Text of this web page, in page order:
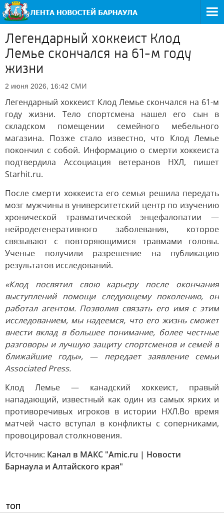
Легендарный хоккеист Клод
Лемье скончался на 61-м году
жизни
2 июня 2026, 16:42 СМИ
Легендарный хоккеист Клод Лемье скончался на 61-м
году жизни. Тело спортсмена нашел его сын в
складском помещении семейного мебельного
магазина. Позже стало известно, что Клод Лемье
покончил с собой. Информацию о смерти хоккеиста
подтвердила Ассоциация ветеранов НХЛ, пишет
Starhit.ru.
После смерти хоккеиста его семья решила передать
мозг мужчины в университетский центр по изучению
хронической травматической энцефалопатии —
нейродегенеративного заболевания, которое
связывают с повторяющимися травмами головы.
Ученые получили разрешение на публикацию
результатов исследований.
«Клод посвятил свою карьеру после окончания
выступлений помощи следующему поколению, он
работал агентом. Позволив связать его имя с этим
исследованием, мы надеемся, что его жизнь сможет
внести вклад в большее понимание, более честные
разговоры и лучшую защиту спортсменов и семей в
ближайшие годы», — передает заявление семьи
Associated Press.
Клод Лемье — канадский хоккеист, правый
нападающий, известный как один из самых ярких и
противоречивых игроков в истории НХЛ.Во время
матчей часто вступал в конфликты с соперниками,
провоцировал столкновения.
Источник: Канал в МАКС "Amic.ru | Новости
Барнаула и Алтайского края"
ТОП